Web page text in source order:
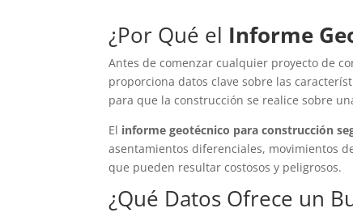
¿Por Qué el Informe
Antes de comenzar cualquier proyecto de
proporciona datos clave sobre las
para que la construcción se realice sobre
El informe geotécnico para construcción
asentamientos diferenciales, movimientos
que pueden resultar costosos y peligrosos.
¿Qué Datos Ofrece un